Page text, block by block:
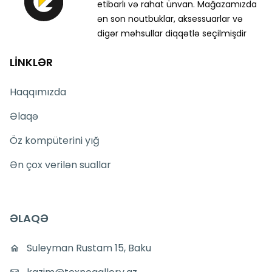
etibarlı və rahat ünvan. Mağazamızda
ən son noutbuklar, aksessuarlar və
digər məhsullar diqqətlə seçilmişdir
LİNKLƏR
Haqqımızda
Əlaqə
Öz kompüterini yığ
Ən çox verilən suallar
ƏLAQƏ
Suleyman Rustam 15, Baku